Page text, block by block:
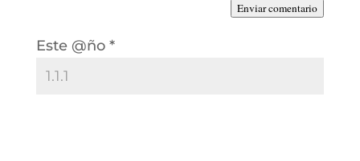
Enviar comentario
Este @ño *